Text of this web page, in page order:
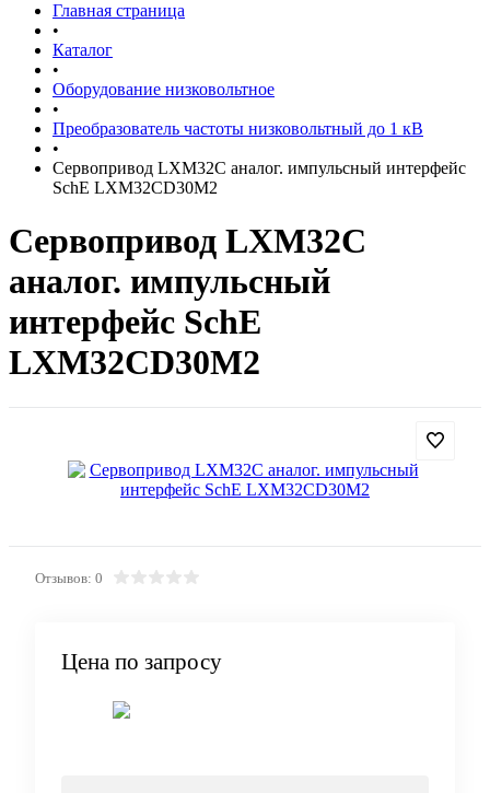
Главная страница
•
Каталог
•
Оборудование низковольтное
•
Преобразователь частоты низковольтный до 1 кВ
•
Сервопривод LXM32C аналог. импульсный интерфейс
SchE LXM32CD30M2
Сервопривод LXM32C
аналог. импульсный
интерфейс SchE
LXM32CD30M2
Отзывов: 0
Цена по запросу